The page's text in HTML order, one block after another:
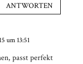
ANTWORTEN
um 13:51
passt perfekt